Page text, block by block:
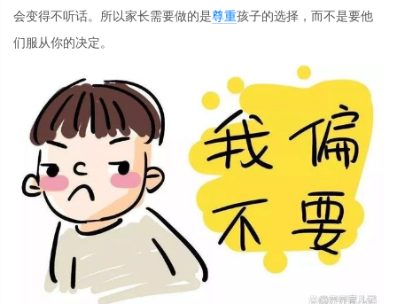
会变得不听话。所以家长需要做的是尊重孩子的选择，而不是要他
们服从你的决定。